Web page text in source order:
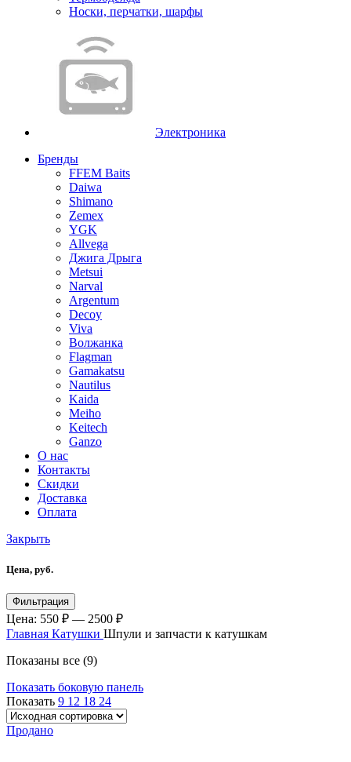
Носки, перчатки, шарфы
Электроника
Бренды
FFEM Baits
Daiwa
Shimano
Zemex
YGK
Allvega
Джига Дрыга
Metsui
Narval
Argentum
Decoy
Viva
Волжанка
Flagman
Gamakatsu
Nautilus
Kaida
Meiho
Keitech
Ganzo
О нас
Контакты
Скидки
Доставка
Оплата
Закрыть
Цена, руб.
Минимальная
цена
Максимальная
цена
Фильтрация
Цена: 550 ₽ — 2500 ₽
Главная Катушки Шпули и запчасти к катушкам
Показаны все (9)
Показать боковую панель
Показать 9 12 18 24
Продано